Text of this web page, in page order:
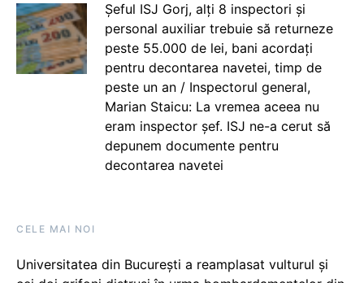
Șeful ISJ Gorj, alți 8 inspectori și
personal auxiliar trebuie să returneze
peste 55.000 de lei, bani acordați
pentru decontarea navetei, timp de
peste un an / Inspectorul general,
Marian Staicu: La vremea aceea nu
eram inspector șef. ISJ ne-a cerut să
depunem documente pentru
decontarea navetei
CELE MAI NOI
Universitatea din București a reamplasat vulturul și